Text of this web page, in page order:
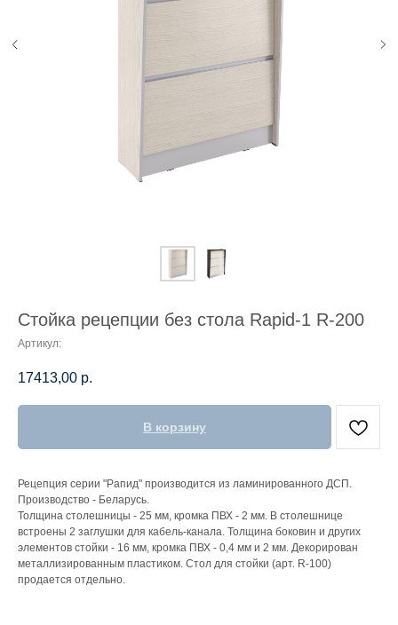
Стойка рецепции без стола Rapid-1 R-200
Артикул:
17413,00 р.
В корзину
Рецепция серии "Рапид" производится из ламинированного ДСП.
Производство - Беларусь.
Толщина столешницы - 25 мм, кромка ПВХ - 2 мм. В столешнице
встроены 2 заглушки для кабель-канала. Толщина боковин и других
элементов стойки - 16 мм, кромка ПВХ - 0,4 мм и 2 мм. Декорирован
металлизированным пластиком. Стол для стойки (арт. R-100)
продается отдельно.